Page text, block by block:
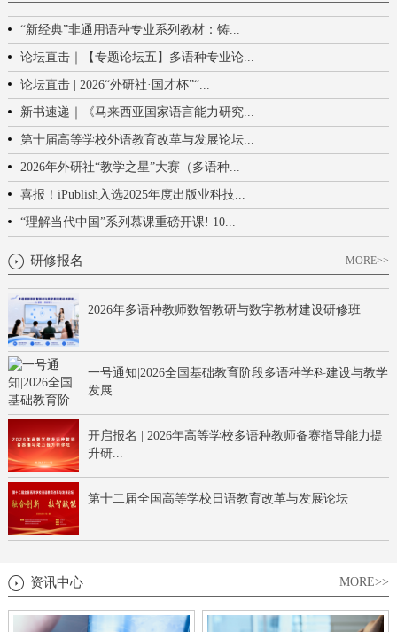
“新经典”非通用语种专业系列教材：铸...
论坛直击｜【专题论坛五】多语种专业论...
论坛直击 | 2026“外研社·国才杯”“...
新书速递｜《马来西亚国家语言能力研究...
第十届高等学校外语教育改革与发展论坛...
2026年外研社“教学之星”大赛（多语种...
喜报！iPublish入选2025年度出版业科技...
“理解当代中国”系列慕课重磅开课! 10...
研修报名 MORE>>
2026年多语种教师数智教研与数字教材建设研修班
一号通知|2026全国基础教育阶段多语种学科建设与教学
发展...
开启报名 | 2026年高等学校多语种教师备赛指导能力提
升研...
第十二届全国高等学校日语教育改革与发展论坛
资讯中心 MORE>>